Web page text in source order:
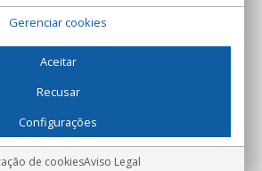
6, 08130 Santa Perpètua de Mogoda
(Barcelona) - Espanha
os direitos reservados
Gerenciar cookies
Aceitar
Recusar
Configurações
de cookiesAviso Legal